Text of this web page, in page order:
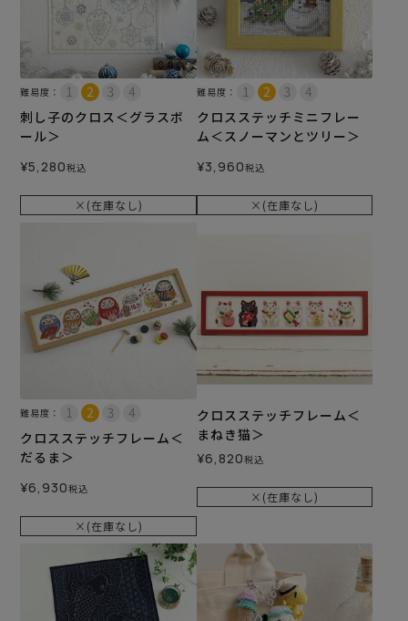
難易度：
刺し子のクロス＜グラスボ
ール＞
¥5,280税込
×(在庫なし)
難易度：
クロスステッチミニフレー
ム＜スノーマンとツリー＞
¥3,960税込
×(在庫なし)
難易度：
クロスステッチフレーム＜
だるま＞
¥6,930税込
×(在庫なし)
クロスステッチフレーム＜
まねき猫＞
¥6,820税込
×(在庫なし)